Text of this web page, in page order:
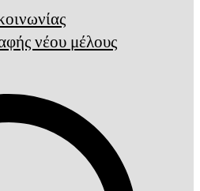
νέου μέλους